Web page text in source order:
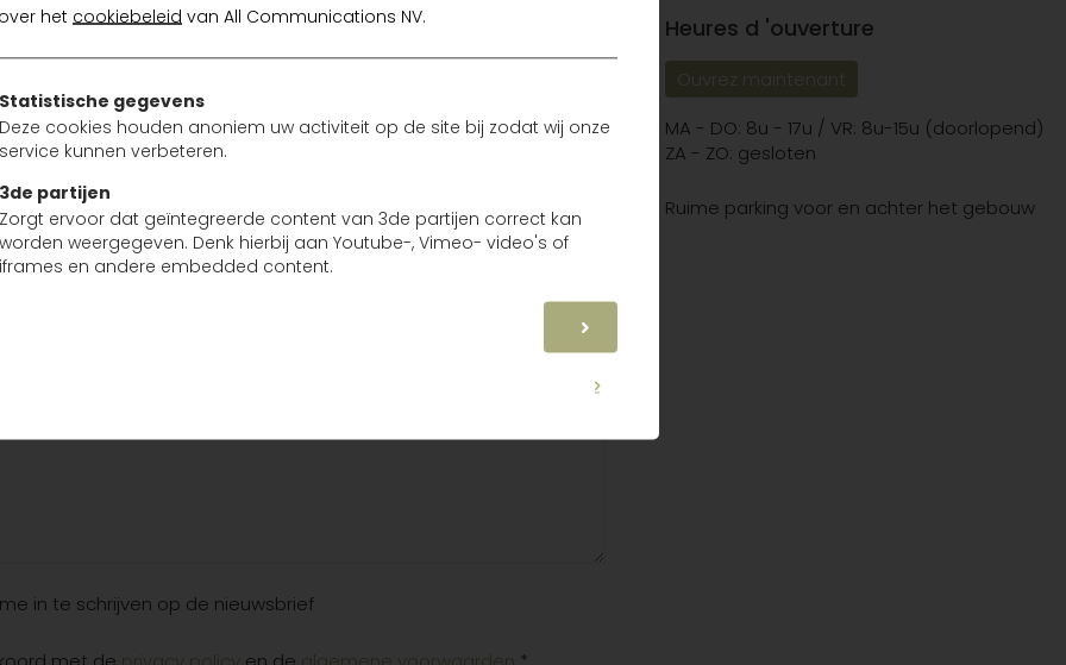
het cookiebeleid van All Communications NV.
Statistische gegevens
Deze cookies houden anoniem uw activiteit op de site bij zodat wij onze
service kunnen verbeteren.
3de partijen
Zorgt ervoor dat geïntegreerde content van 3de partijen correct kan
worden weergegeven. Denk hierbij aan Youtube-, Vimeo- video's of
iframes en andere embedded content.
in te schrijven op de nieuwsbrief
Heures d 'ouverture
Ouvrez maintenant
MA - DO: 8u - 17u / VR: 8u-15u (doorlopend)
ZA - ZO: gesloten
Ruime parking voor en achter het gebouw